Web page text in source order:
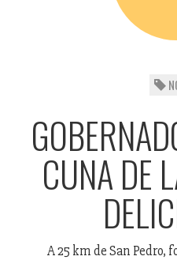
CUNA DE
A 25 km de San Pedro,